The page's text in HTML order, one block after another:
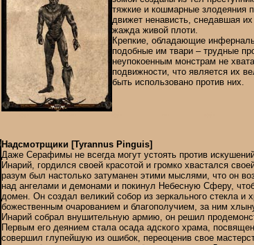
тяжкие и кошмарные злодеяния
движет ненависть, снедавшая
жажда живой плоти.
Крепкие, обладающие
подобные им твари – трудные
неупокоенным монстрам не
подвижности, что является их
быть использовано против них.
Надсмотрщики [Tyrannus Pinguis]
Даже Серафимы не всегда могут устоять против
Инарий, гордился своей красотой и громко хвастался
разум был настолько затуманен этими мыслями, что он
над ангелами и демонами и покинул Небесную Сферу,
домен. Он создал великий собор из зеркального стекла и
божественным очарованием и благополучием, за ним
Инарий собрал внушительную армию, он решил
Первым его деянием стала осада адского храма,
совершил глупейшую из ошибок, переоценив свое